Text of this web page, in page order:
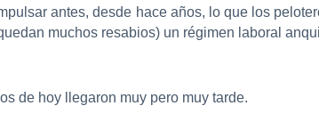
antes, desde hace años, lo que los
muchos resabios) un régimen laboral
de hoy llegaron muy pero muy tarde.